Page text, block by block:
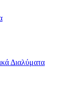
Διαλύματα